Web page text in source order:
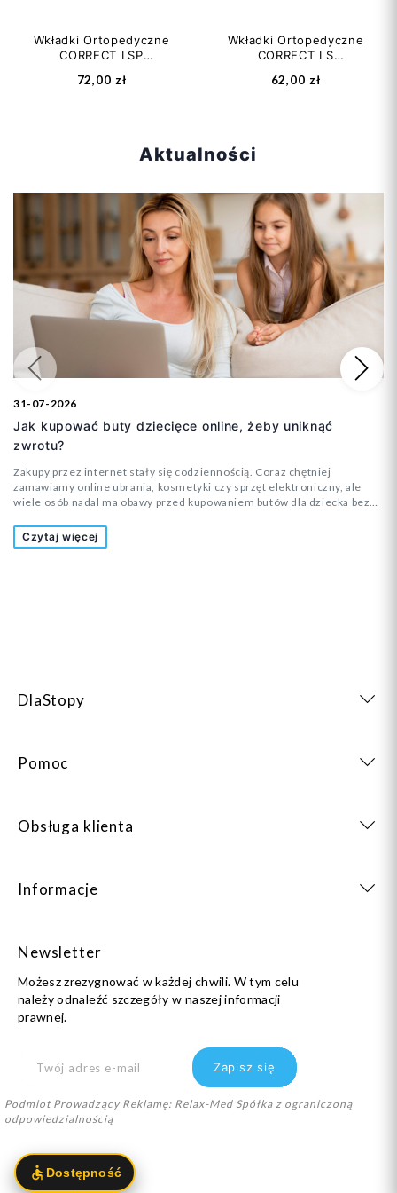
Wkładki Ortopedyczne
CORRECT LSP
Płaskostopie...
72,00 zł
Wkładki Ortopedyczne
CORRECT LS
Stopy...
62,00 zł
Aktualności
31-07-2026
Jak kupować buty dziecięce online, żeby uniknąć
zwrotu?
Zakupy przez internet stały się codziennością. Coraz chętniej
zamawiamy online ubrania, kosmetyki czy sprzęt elektroniczny, ale
wiele osób nadal ma obawy przed kupowaniem butów dla dziecka bez
but nie okaże się za wąski? A może dziecko nie będzie chciało w nim
chodzić? To pytania, które zadaje sobie wielu rodziców.
Czytaj więcej
Poprzedni
DlaStopy
Pomoc
Obsługa klienta
Informacje
Newsletter
Możesz zrezygnować w każdej chwili. W tym celu
należy odnaleźć szczegóły w naszej informacji
prawnej.
Podmiot Prowadzący Reklamę: Relax-Med Spółka z ograniczoną
odpowiedzialnością